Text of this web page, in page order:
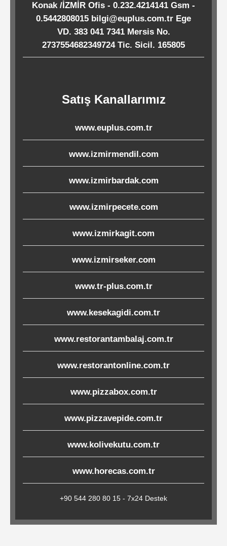
Horeca
Endüstri
Melamin
Porselen-
Seramik
Cam
Buklet
Ürünler
Poşetler
Çöp
Torbaları
Tepsi
Altlıkları
Amerikan
Servisler
&
Kağıt
Kırtasiye
Ürünleri
Konak /İZMİR Ofis - 0.232.4214141 Gsm -
0.5442808015 bilgi@euplus.com.tr Ege
VD. 383 041 7341 Mersis No.
2737554682349724 Tic. Sicil. 165805
Satış Kanallarımız
www.euplus.com.tr
www.izmirmendil.com
www.izmirbardak.com
www.izmirpecete.com
www.izmirkagit.com
www.izmirseker.com
www.tr-plus.com.tr
www.kesekagidi.com.tr
www.restorantambalaj.com.tr
www.restorantonline.com.tr
www.pizzabox.com.tr
www.pizzavepide.com.tr
www.kolivekutu.com.tr
www.horecas.com.tr
+90 544 280 80 15 - 7x24 Destek